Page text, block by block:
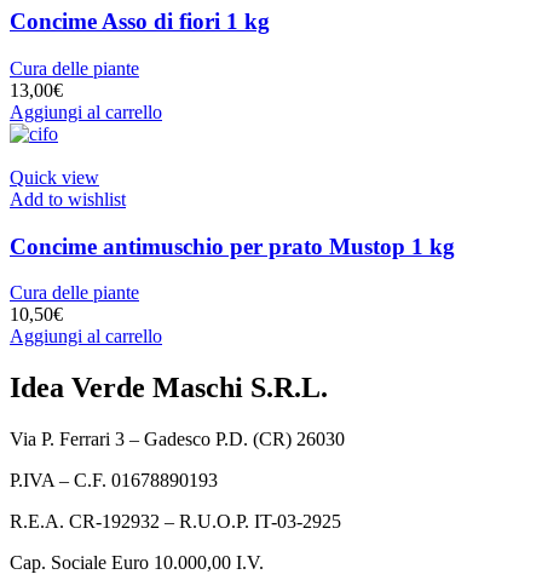
Concime Asso di fiori 1 kg
Cura delle piante
13,00€
Aggiungi al carrello
Quick view
Add to wishlist
Concime antimuschio per prato Mustop 1 kg
Cura delle piante
10,50€
Aggiungi al carrello
Idea Verde Maschi S.R.L.
Via P. Ferrari 3 – Gadesco P.D. (CR) 26030
P.IVA – C.F. 01678890193
R.E.A. CR-192932 – R.U.O.P. IT-03-2925
Cap. Sociale Euro 10.000,00 I.V.